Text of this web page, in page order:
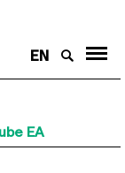
EN
EA